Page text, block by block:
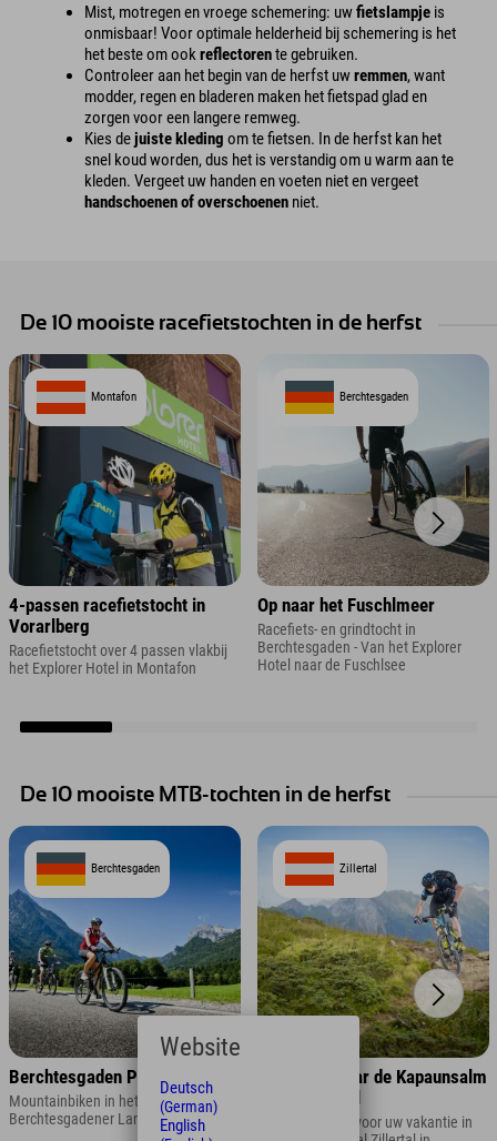
Mist, motregen en vroege schemering: uwfietslampje is
onmisbaar! Voor optimale helderheid bij schemering is het
het beste om ook reflectorente gebruiken.
Controleer aan het begin van de herfst uwremmen, want
modder, regen en bladeren maken het fietspad glad en
zorgen voor een langere remweg.
Kies dejuiste kleding om te fietsen. In de herfst kan het
snel koud worden, dus het is verstandig om u warm aan te
kleden. Vergeet uw handen en voeten niet en vergeet
handschoenen of overschoenen niet.
De 10 mooiste racefietstochten in de herfst
Montafon
4-passen racefietstocht in
Vorarlberg
Racefietstocht over 4 passen vlakbij
het Explorer Hotel in Montafon
Berchtesgaden
Op naar het Fuschlmeer
Racefiets- en grindtocht in
Berchtesgaden - Van het Explorer
Hotel naar de Fuschlsee
De 10 mooiste MTB-tochten in de herfst
Berchtesgaden
Berchtesgaden Panoramatour
Mountainbiken in het
Berchtesgadener Land
Zillertal
Fietstocht naar de Kapaunsalm
Zillertal: Tourtip voor uw vakantie in
Website
Deutsch
(German)
English